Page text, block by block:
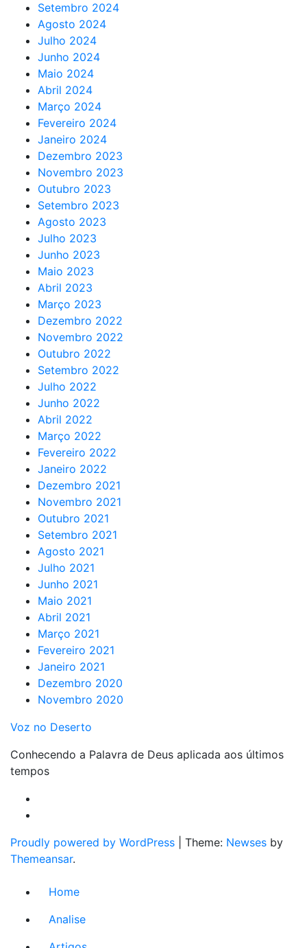
Setembro 2024
Agosto 2024
Julho 2024
Junho 2024
Maio 2024
Abril 2024
Março 2024
Fevereiro 2024
Janeiro 2024
Dezembro 2023
Novembro 2023
Outubro 2023
Setembro 2023
Agosto 2023
Julho 2023
Junho 2023
Maio 2023
Abril 2023
Março 2023
Dezembro 2022
Novembro 2022
Outubro 2022
Setembro 2022
Julho 2022
Junho 2022
Abril 2022
Março 2022
Fevereiro 2022
Janeiro 2022
Dezembro 2021
Novembro 2021
Outubro 2021
Setembro 2021
Agosto 2021
Julho 2021
Junho 2021
Maio 2021
Abril 2021
Março 2021
Fevereiro 2021
Janeiro 2021
Dezembro 2020
Novembro 2020
Voz no Deserto
Conhecendo a Palavra de Deus aplicada aos últimos
tempos
Proudly powered by WordPress Theme: Newses by
Themeansar.
Home
Analise